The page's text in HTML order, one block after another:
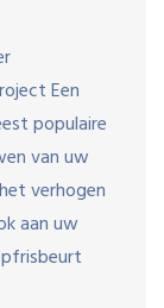
Een
populaire
van uw
verhogen
aan uw